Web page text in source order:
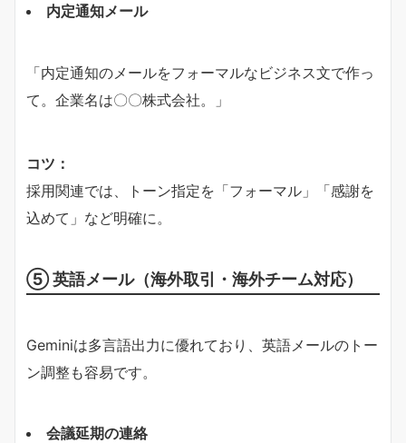
内定通知メール
「内定通知のメールをフォーマルなビジネス文で作っ
て。企業名は〇〇株式会社。」
コツ：
採用関連では、トーン指定を「フォーマル」「感謝を
込めて」など明確に。
⑤ 英語メール（海外取引・海外チーム対応）
Geminiは多言語出力に優れており、英語メールのトー
ン調整も容易です。
会議延期の連絡